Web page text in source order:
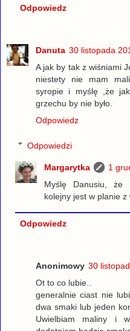
Odpowiedz
Danuta 30 listopada
A jak by tak z wiśniami
niestety nie mam
syropie i myślę ,że
grzechu by nie było.
Odpowiedz
Odpowiedzi
Margarytka
1
Myślę Danusiu, że
kolejny jest w planie
Odpowiedz
Anonimowy 30
Ot to co lubie..
generalnie ciast nie
dwa smaki lub jeden
Uwielbiam maliny i